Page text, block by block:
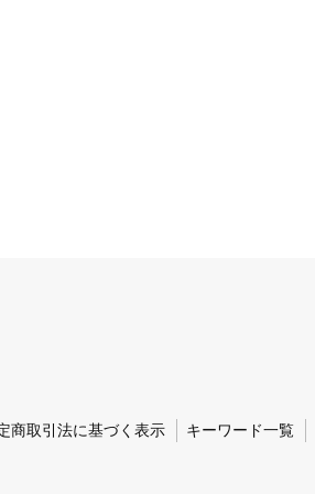
商取引法に基づく表示 キーワード一覧